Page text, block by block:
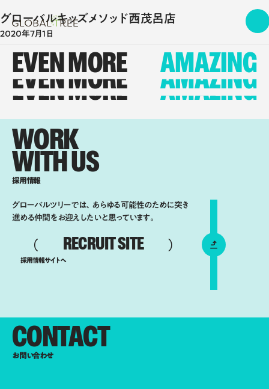
グローバルキッズメソッド西茂呂店
2020年7月1日
EVEN MORE AMAZING
EVEN MORE AMAZING
EVEN MORE AMAZING
WORK
WITH US
採用情報
グローバルツリーでは、あらゆる可能性のために突き
進める仲間をお迎えしたいと思っています。
RECRUIT SITE
採用情報サイトへ
CONTACT
お問い合わせ